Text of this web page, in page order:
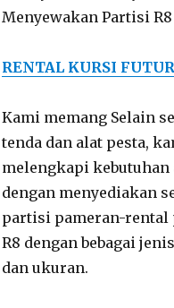
Menyewakan Partisi
RENTAL KURSI
Kami memang Selain
tenda dan alat pesta,
melengkapi kebutuhan
dengan menyediakan
partisi pameran-
R8 dengan bebagai
dan ukuran.